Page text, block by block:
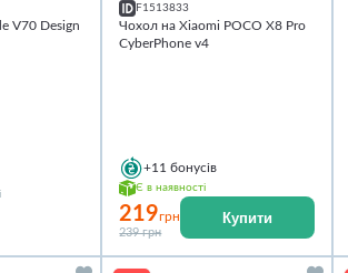
V70 Design
F1513833
Чохол на Xiaomi POCO X8 Pro
CyberPhone v4
+11 бонусів
Є в наявності
219грн
239 грн
Купити